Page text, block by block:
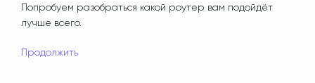
Попробуем разобраться какой роутер вам подойдёт
лучше всего.
Продолжить